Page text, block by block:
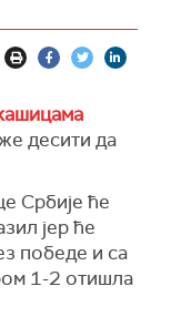
десити да
Србије ће
јер ће
победе и са
1-2 отишла